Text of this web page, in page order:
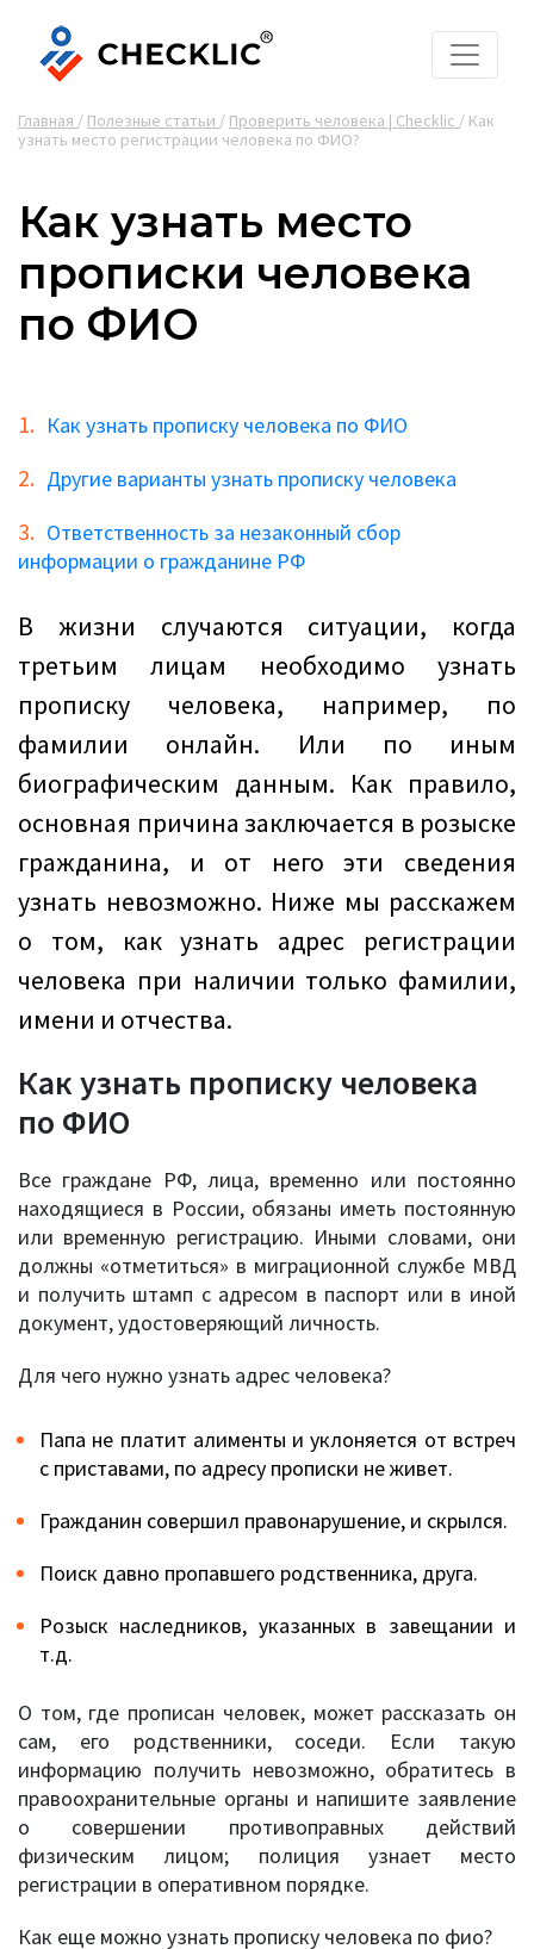
Главная / Полезные статьи / Проверить человека | Checklic / Как
узнать место регистрации человека по ФИО?
Как узнать место
прописки человека
по ФИО
Как узнать прописку человека по ФИО
Другие варианты узнать прописку человека
Ответственность за незаконный сбор
информации о гражданине РФ
В жизни случаются ситуации, когда
третьим лицам необходимо узнать
прописку человека, например, по
фамилии онлайн. Или по иным
биографическим данным. Как правило,
основная причина заключается в розыске
гражданина, и от него эти сведения
узнать невозможно. Ниже мы расскажем
о том, как узнать адрес регистрации
человека при наличии только фамилии,
имени и отчества.
Как узнать прописку человека
по ФИО
Все граждане РФ, лица, временно или постоянно
находящиеся в России, обязаны иметь постоянную
или временную регистрацию. Иными словами, они
должны «отметиться» в миграционной службе МВД
и получить штамп с адресом в паспорт или в иной
документ, удостоверяющий личность.
Для чего нужно узнать адрес человека?
Папа не платит алименты и уклоняется от встреч
с приставами, по адресу прописки не живет.
Гражданин совершил правонарушение, и скрылся.
Поиск давно пропавшего родственника, друга.
Розыск наследников, указанных в завещании и
т.д.
О том, где прописан человек, может рассказать он
сам, его родственники, соседи. Если такую
информацию получить невозможно, обратитесь в
правоохранительные органы и напишите заявление
о совершении противоправных действий
физическим лицом; полиция узнает место
регистрации в оперативном порядке.
Как еще можно узнать прописку человека по фио?